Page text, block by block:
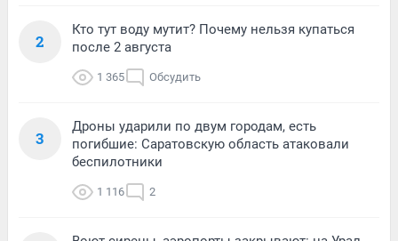
2
Кто тут воду мутит? Почему нельзя купаться
после 2 августа
1 365 Обсудить
3
Дроны ударили по двум городам, есть
погибшие: Саратовскую область атаковали
беспилотники
1 116 2